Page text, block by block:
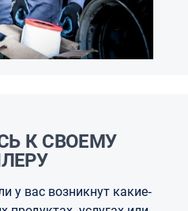
у вас возникнут какие-